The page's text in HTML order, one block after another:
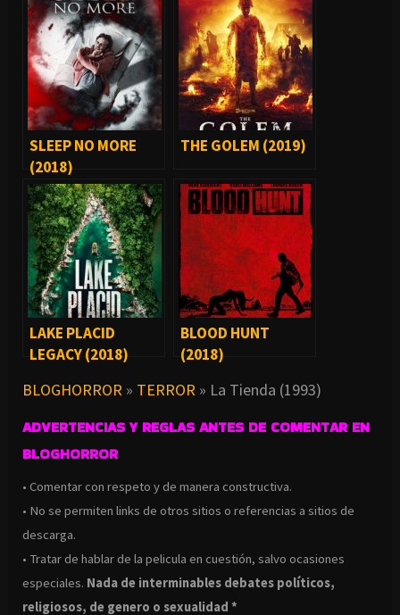
SLEEP NO MORE
(2018)
THE GOLEM (2019)
LAKE PLACID
LEGACY (2018)
BLOOD HUNT
(2018)
BLOGHORROR » TERROR » La Tienda (1993)
ADVERTENCIAS Y REGLAS ANTES DE COMENTAR EN
BLOGHORROR
• Comentar con respeto y de manera constructiva.
• No se permiten links de otros sitios o referencias a sitios de
descarga.
• Tratar de hablar de la pelicula en cuestión, salvo ocasiones
especiales. Nada de interminables debates políticos,
religiosos, de genero o sexualidad *